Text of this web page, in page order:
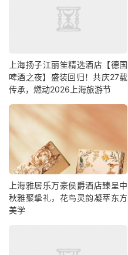
上海扬子江丽笙精选酒店【德国
啤酒之夜】盛装回归！共庆27载
传承，燃动2026上海旅游节
上海雅居乐万豪侯爵酒店臻呈中
秋雅聚挚礼，花鸟灵韵凝萃东方
美学